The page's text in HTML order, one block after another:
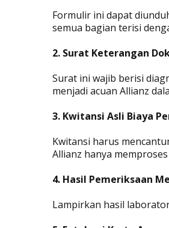
Formulir ini dapat
semua bagian terisi
2. Surat Keterangan
Surat ini wajib berisi
menjadi acuan Allianz
3. Kwitansi Asli Biaya
Kwitansi harus
Allianz hanya
4. Hasil Pemeriksaan
Lampirkan hasil